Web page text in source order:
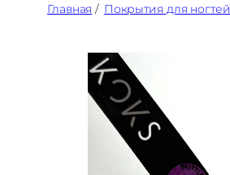
Главная / Покрытия для ногтей